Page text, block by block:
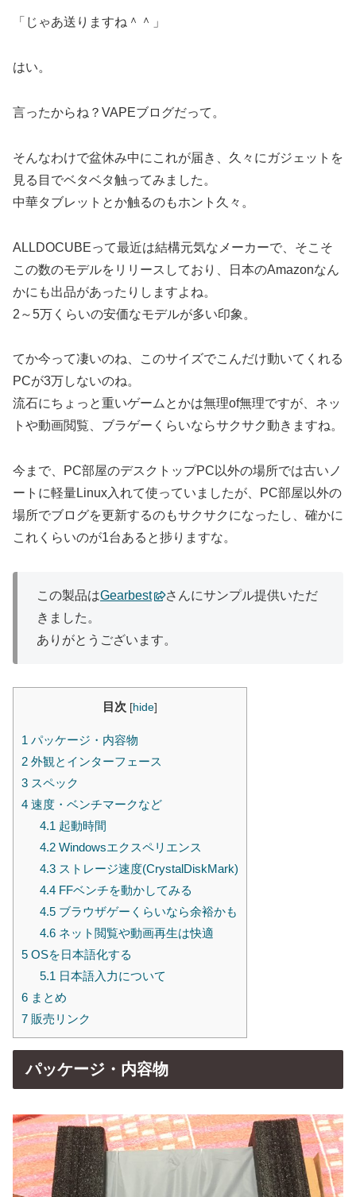
「じゃあ送りますね＾＾」
はい。
言ったからね？VAPEブログだって。
そんなわけで盆休み中にこれが届き、久々にガジェットを
見る目でベタベタ触ってみました。
中華タブレットとか触るのもホント久々。
ALLDOCUBEって最近は結構元気なメーカーで、そこそ
この数のモデルをリリースしており、日本のAmazonなん
かにも出品があったりしますよね。
2～5万くらいの安価なモデルが多い印象。
てか今って凄いのね、このサイズでこんだけ動いてくれる
PCが3万しないのね。
流石にちょっと重いゲームとかは無理of無理ですが、ネッ
トや動画閲覧、ブラゲーくらいならサクサク動きますね。
今まで、PC部屋のデスクトップPC以外の場所では古いノ
ートに軽量Linux入れて使っていましたが、PC部屋以外の
場所でブログを更新するのもサクサクになったし、確かに
これくらいのが1台あると捗りますな。
この製品はGearbest
さんにサンプル提供いただ
きました。
ありがとうございます。
目次 [hide]
1 パッケージ・内容物
2 外観とインターフェース
3 スペック
4 速度・ベンチマークなど
4.1 起動時間
4.2Windowsエクスペリエンス
4.3ストレージ速度(CrystalDiskMark)
4.4FFベンチを動かしてみる
4.5ブラウザゲーくらいなら余裕かも
4.6ネット閲覧や動画再生は快適
5 OSを日本語化する
5.1 日本語入力について
6 まとめ
7 販売リンク
パッケージ・内容物